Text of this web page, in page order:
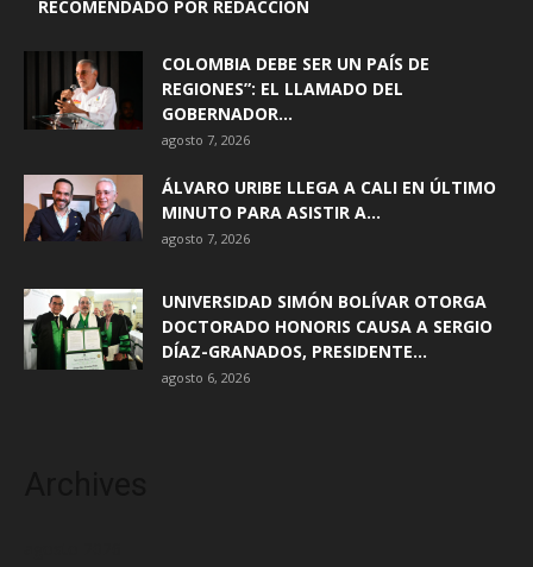
RECOMENDADO POR REDACCIÓN
COLOMBIA DEBE SER UN PAÍS DE
REGIONES”: EL LLAMADO DEL
GOBERNADOR...
agosto 7, 2026
ÁLVARO URIBE LLEGA A CALI EN ÚLTIMO
MINUTO PARA ASISTIR A...
agosto 7, 2026
UNIVERSIDAD SIMÓN BOLÍVAR OTORGA
DOCTORADO HONORIS CAUSA A SERGIO
DÍAZ-GRANADOS, PRESIDENTE...
agosto 6, 2026